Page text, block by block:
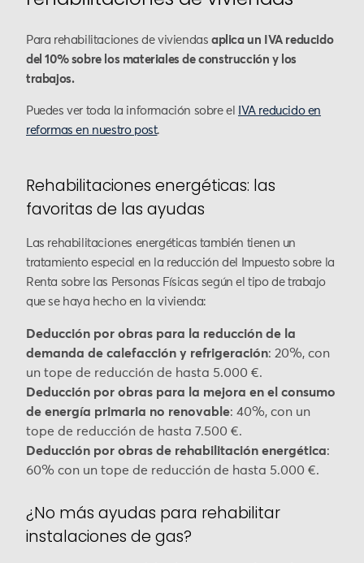
Para rehabilitaciones de viviendas aplica un IVA reducido
del 10% sobre los materiales de construcción y los
trabajos.
Puedes ver toda la información sobre el
IVA reducido en
reformas en nuestro post.
Rehabilitaciones energéticas: las
favoritas de las ayudas
Las rehabilitaciones energéticas también tienen un
tratamiento especial en la reducción del Impuesto sobre la
Renta sobre las Personas Físicas según el tipo de trabajo
que se haya hecho en la vivienda:
Deducción por obras para la reducción de la
demanda de calefacción y refrigeración: 20%, con
un tope de reducción de hasta 5.000 €.
Deducción por obras para la mejora en el consumo
de energía primaria no renovable: 40%, con un
tope de reducción de hasta 7.500 €.
Deducción por obras de rehabilitación energética:
60% con un tope de reducción de hasta 5.000 €.
¿No más ayudas para rehabilitar
instalaciones de gas?